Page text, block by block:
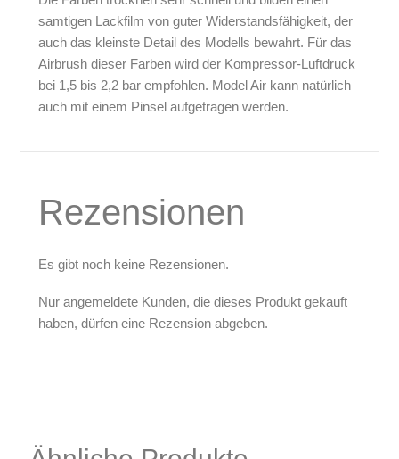
samtigen Lackfilm von guter Widerstandsfähigkeit, der
auch das kleinste Detail des Modells bewahrt. Für das
Airbrush dieser Farben wird der Kompressor-Luftdruck
bei 1,5 bis 2,2 bar empfohlen. Model Air kann natürlich
auch mit einem Pinsel aufgetragen werden.
Rezensionen
Es gibt noch keine Rezensionen.
Nur angemeldete Kunden, die dieses Produkt gekauft
haben, dürfen eine Rezension abgeben.